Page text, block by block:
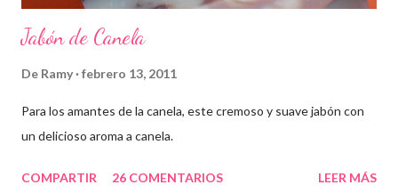
Jabón de Canela
De Ramy febrero 13, 2011
Para los amantes de la canela, este cremoso y suave jabón con
un delicioso aroma a canela.
COMPARTIR 26 COMENTARIOS LEER MÁS